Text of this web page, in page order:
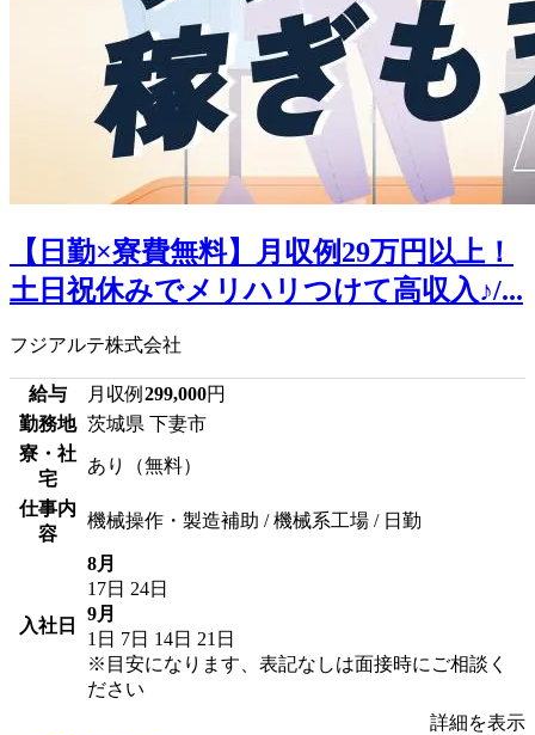
【日勤×寮費無料】月収例29万円以上！
土日祝休みでメリハリつけて高収入♪/...
フジアルテ株式会社
給与 月収例 299,000円
勤務地 茨城県 下妻市
寮・社
宅
あり（無料）
仕事内
容
機械操作・製造補助 / 機械系工場 / 日勤
入社日
8月
17日 24日
9月
1日 7日 14日 21日
※目安になります、表記なしは面接時にご相談く
ださい
詳細を表示